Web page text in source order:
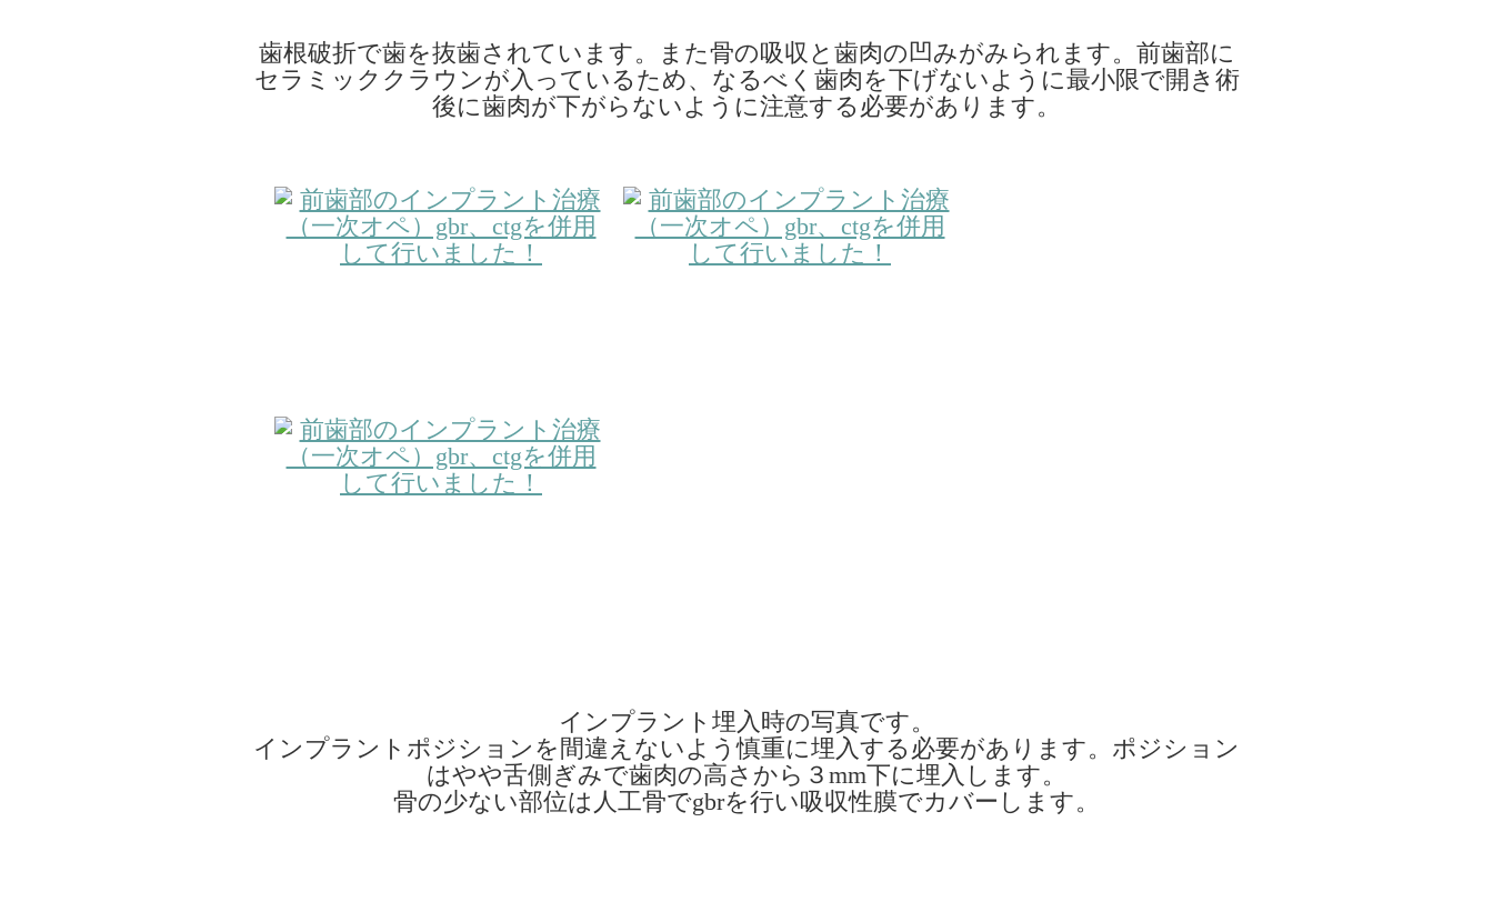
歯根破折で歯を抜歯されています。また骨の吸収と歯肉の凹みがみられます。前歯部に
セラミッククラウンが入っているため、なるべく歯肉を下げないように最小限で開き術
後に歯肉が下がらないように注意する必要があります。
インプラント埋入時の写真です。
インプラントポジションを間違えないよう慎重に埋入する必要があります。ポジション
はやや舌側ぎみで歯肉の高さから３mm下に埋入します。
骨の少ない部位は人工骨でgbrを行い吸収性膜でカバーします。